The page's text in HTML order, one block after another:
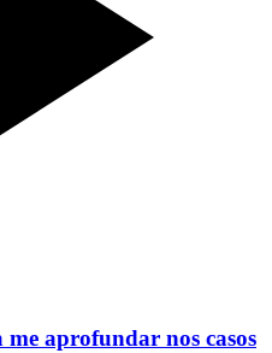
aprofundar nos casos